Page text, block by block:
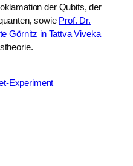
der Qubits, der
sowie Prof. Dr.
Görnitz in Tattva Viveka
Experiment